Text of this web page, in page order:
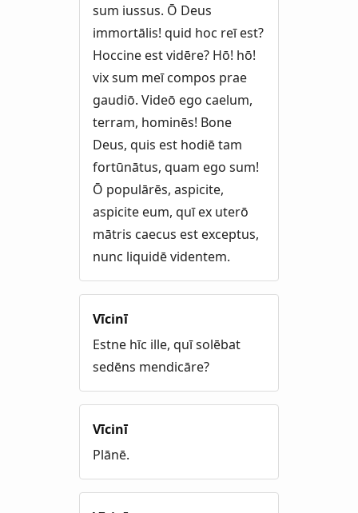
sum iussus. Ō Deus
immortālis! quid hoc reī est?
Hoccine est vidēre? Hō! hō!
vix sum meī compos prae
gaudiō. Videō ego caelum,
terram, hominēs! Bone
Deus, quis est hodiē tam
fortūnātus, quam ego sum!
Ō populārēs, aspicite,
aspicite eum, quī ex uterō
mātris caecus est exceptus,
nunc liquidē videntem.
Vīcinī
Estne hīc ille, quī solēbat
sedēns mendicāre?
Vīcinī
Plānē.